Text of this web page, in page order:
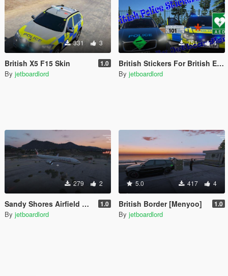
331 3
British X5 F15 Skin 1.0
By jetboardlord
751 4
British Stickers For British Emergency Cars
By jetboardlord
279 2
Sandy Shores Airfield Correct [Menyoo] 1.0
By jetboardlord
5.0 417 4
British Border [Menyoo] 1.0
By jetboardlord